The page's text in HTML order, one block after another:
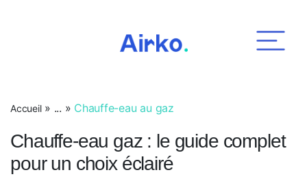
Accueil» ... » Chauffe-eau au gaz
Chauffe-eau gaz : le guide complet
pour un choix éclairé